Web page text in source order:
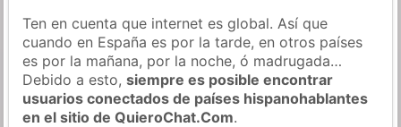
Ten en cuenta que internet es global. Así que
cuando en España es por la tarde, en otros países
es por la mañana, por la noche, ó madrugada…
Debido a esto,siempre es posible encontrar
usuarios conectados de países hispanohablantes
en el sitio de QuieroChat.Com.